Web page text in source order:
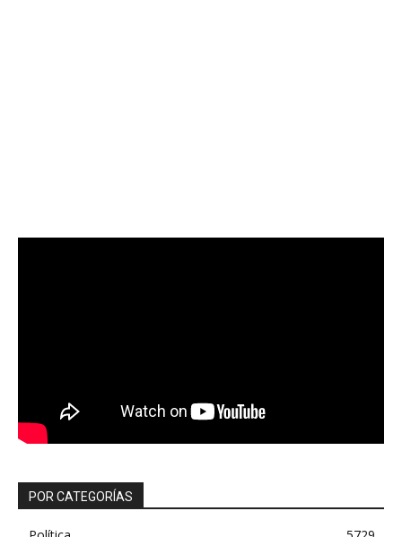
POR CATEGORÍAS